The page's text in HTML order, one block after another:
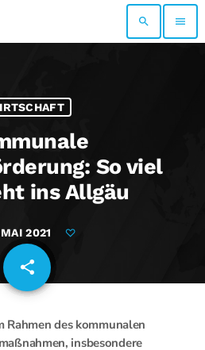
search menu
So viel
ins Allgäu
2021
share
email
des kommunalen
insbesondere